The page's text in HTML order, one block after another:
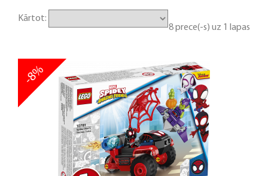
Kārtot:
8 prece(-s) uz 1 lapas
-8%